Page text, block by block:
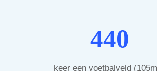
440
keer een voetbalveld